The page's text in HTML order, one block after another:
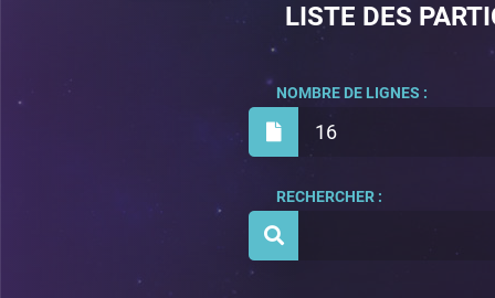
LISTE DES
16
NOMBRE DE LIGNES :
RECHERCHER :